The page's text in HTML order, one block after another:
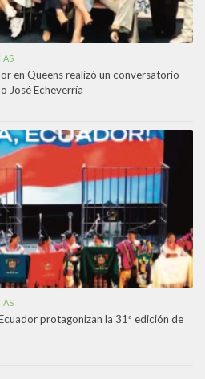
en Queens realizó un conversatorio
José Echeverría
protagonizan la 31ª edición de